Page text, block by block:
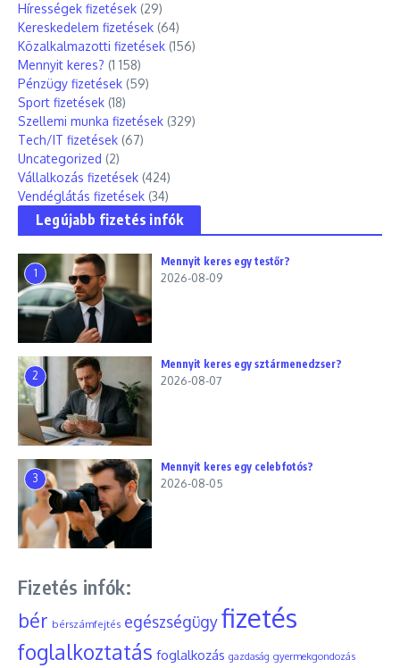
Hírességek fizetések (29)
Kereskedelem fizetések (64)
Közalkalmazotti fizetések (156)
Mennyit keres? (1 158)
Pénzügy fizetések (59)
Sport fizetések (18)
Szellemi munka fizetések (329)
Tech/IT fizetések (67)
Uncategorized (2)
Vállalkozás fizetések (424)
Vendéglátás fizetések (34)
Legújabb fizetés infók
1
Mennyit keres egy testőr?
2026-08-09
2
Mennyit keres egy sztármenedzser?
2026-08-07
3
Mennyit keres egy celebfotós?
2026-08-05
Fizetés infók:
bér bérszámfejtés egészségügyfizetés
foglalkoztatás foglalkozás gazdaság gyermekgondozás